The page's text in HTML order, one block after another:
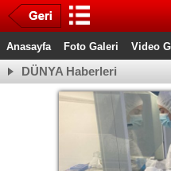
Anasayfa Foto Galeri Video
DÜNYA Haberleri